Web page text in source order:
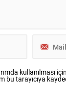
kullanılması
bu tarayıcıya